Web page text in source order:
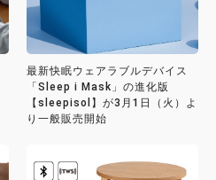
最新快眠ウェアラブルデバイス
「Sleep i Mask」の進化版
【sleepisol】が3月1日（火）よ
り一般販売開始